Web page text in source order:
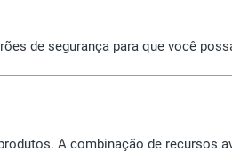
de segurança para que você
A combinação de recursos